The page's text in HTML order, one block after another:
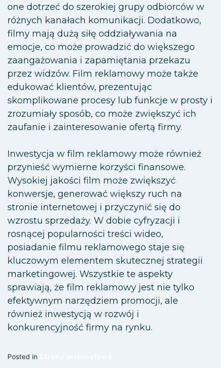
one dotrzeć do szerokiej grupy odbiorców w
różnych kanałach komunikacji. Dodatkowo,
filmy mają dużą siłę oddziaływania na
emocje, co może prowadzić do większego
zaangażowania i zapamiętania przekazu
przez widzów. Film reklamowy może także
edukować klientów, prezentując
skomplikowane procesy lub funkcje w prosty i
zrozumiały sposób, co może zwiększyć ich
zaufanie i zainteresowanie ofertą firmy.
Inwestycja w film reklamowy może również
przynieść wymierne korzyści finansowe.
Wysokiej jakości film może zwiększyć
konwersje, generować większy ruch na
stronie internetowej i przyczynić się do
wzrostu sprzedaży. W dobie cyfryzacji i
rosnącej popularności treści wideo,
posiadanie filmu reklamowego staje się
kluczowym elementem skutecznej strategii
marketingowej. Wszystkie te aspekty
sprawiają, że film reklamowy jest nie tylko
efektywnym narzędziem promocji, ale
również inwestycją w rozwój i
konkurencyjność firmy na rynku.
Posted in